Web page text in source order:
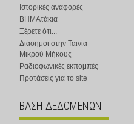
Ιστορικές αναφορές
ΒΗΜΑτάκια
Ξέρετε ότι...
Διάσημοι στην Ταινία
Μικρού Μήκους
Ραδιοφωνικές εκπομπές
Προτάσεις για το site
ΒΑΣΗ ΔΕΔΟΜΕΝΩΝ